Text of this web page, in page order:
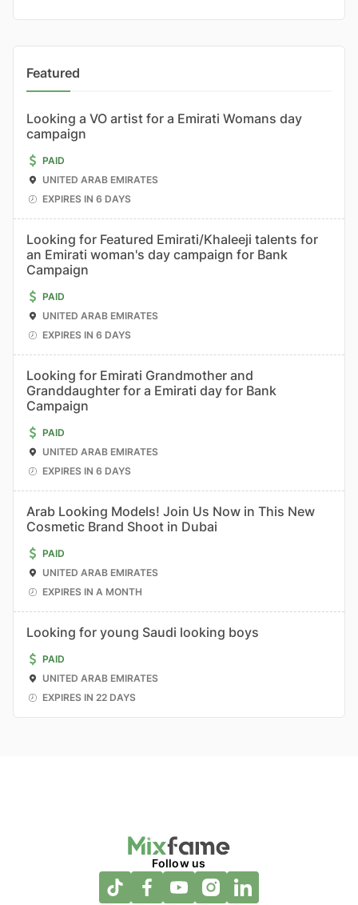
Featured
Looking a VO artist for a Emirati Womans day
campaign
PAID
UNITED ARAB EMIRATES
EXPIRES IN 6 DAYS
Looking for Featured Emirati/Khaleeji talents for
an Emirati woman's day campaign for Bank
Campaign
PAID
UNITED ARAB EMIRATES
EXPIRES IN 6 DAYS
Looking for Emirati Grandmother and
Granddaughter for a Emirati day for Bank
Campaign
PAID
UNITED ARAB EMIRATES
EXPIRES IN 6 DAYS
Arab Looking Models! Join Us Now in This New
Cosmetic Brand Shoot in Dubai
PAID
UNITED ARAB EMIRATES
EXPIRES IN A MONTH
Looking for young Saudi looking boys
PAID
UNITED ARAB EMIRATES
EXPIRES IN 22 DAYS
Follow us